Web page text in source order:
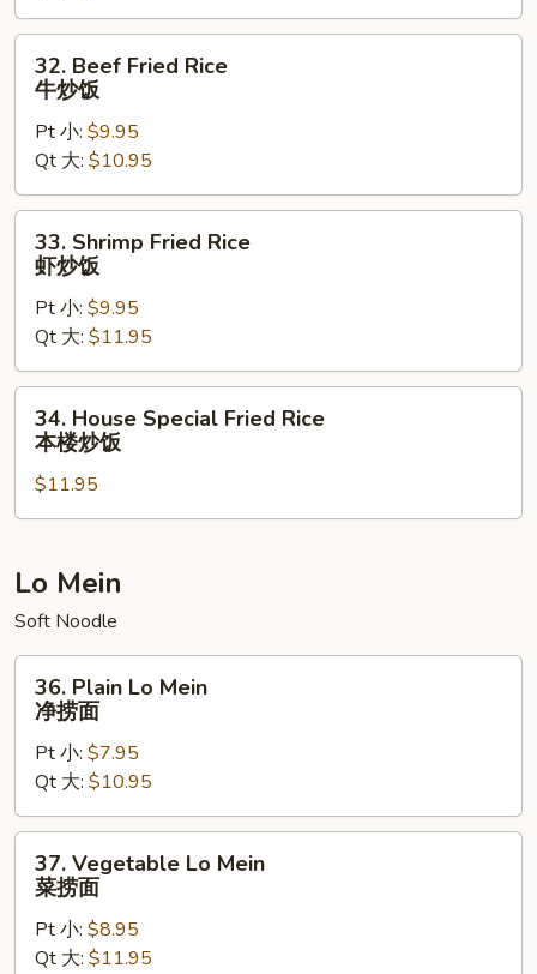
炒
饭
32.
Beef
Fried
Rice
炒
饭
32. Beef Fried Rice
牛炒饭
Pt 小: $9.95
Qt 大: $10.95
33.
Shrimp
Fried
Rice
炒
饭
33. Shrimp Fried Rice
虾炒饭
Pt 小: $9.95
Qt 大: $11.95
34.
House
Special
Fried
Rice
楼
炒
饭
34. House Special Fried Rice
本楼炒饭
$11.95
Lo Mein
Soft Noodle
36.
Plain
Lo
Mein
捞
面
36. Plain Lo Mein
净捞面
Pt 小: $7.95
Qt 大: $10.95
37.
Vegetable
Lo
Mein
37. Vegetable Lo Mein
菜捞面
Pt 小: $8.95
Qt 大: $11.95